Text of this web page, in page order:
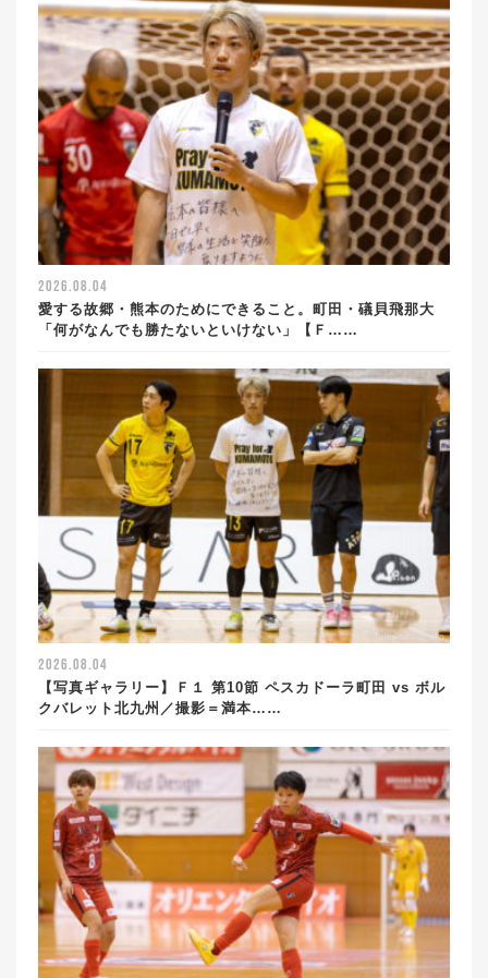
2026.08.04
愛する故郷・熊本のためにできること。町田・礒貝飛那大
「何がなんでも勝たないといけない」【Ｆ……
2026.08.04
【写真ギャラリー】Ｆ１ 第10節 ペスカドーラ町田 vs ボル
クバレット北九州／撮影＝満本……